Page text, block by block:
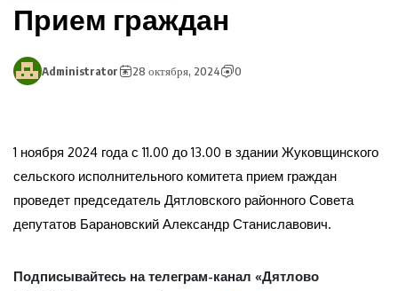
Прием граждан
Administrator 28 октября, 2024 0
1 ноября 2024 года с 11.00 до 13.00 в здании Жуковщинского
сельского исполнительного комитета прием граждан
проведет председатель Дятловского районного Совета
депутатов Барановский Александр Станиславович.
Подписывайтесь на телеграм-канал «Дятлово